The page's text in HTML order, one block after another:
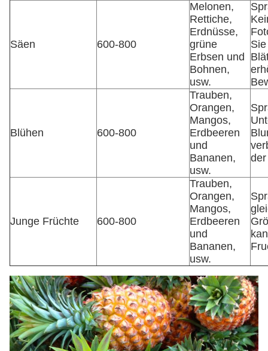
Säen 600-800
Melonen,
Rettiche,
Erdnüsse,
grüne
Erbsen und
Bohnen,
usw.
Blühen 600-800
Trauben,
Orangen,
Mangos,
Erdbeeren
und
Bananen,
usw.
Junge Früchte 600-800
Trauben,
Orangen,
Mangos,
Erdbeeren
und
Bananen,
usw.